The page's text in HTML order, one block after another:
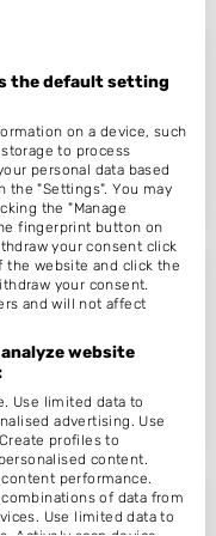
4
the default setting
on a device, such
to process
personal data based
"Settings". You may
the "Manage
fingerprint button on
your consent click
website and click the
your consent.
and will not affect
website
Use limited data to
advertising. Use
profiles to
content.
performance.
of data from
Use limited data to